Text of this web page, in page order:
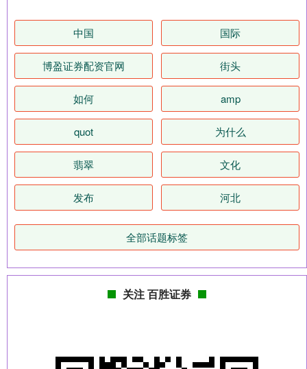
中国 国际
博盈证券配资官网 街头
如何 amp
quot 为什么
翡翠 文化
发布 河北
全部话题标签
关注 百胜证券